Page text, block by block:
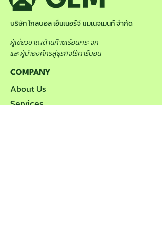
บริษัท โกลบอล เอ็นเนอร์จี แมเนจเมนท์ จำกัด
ผู้เชี่ยวชาญด้านก๊าซเรือนกระจก
และผู้นำองค์กรสู่ธุรกิจไร้คาร์บอน
COMPANY
About Us
Services